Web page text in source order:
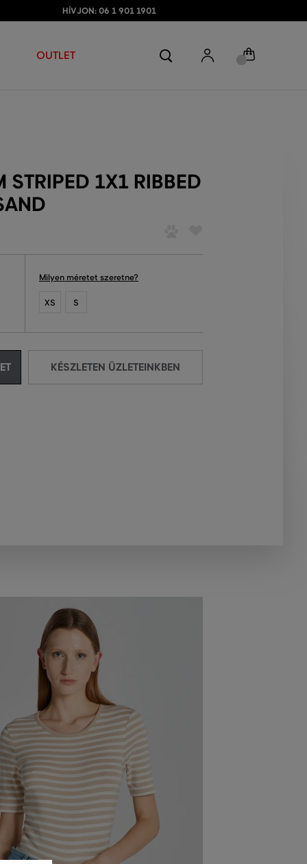
HÍVJON: 06 1 901 1901
OUTLET
STRIPED 1X1 RIBBED
Milyen méretet szeretne?
XS S
KÉSZLETEN ÜZLETEINKBEN